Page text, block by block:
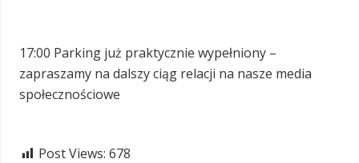
17:00 Parking już praktycznie wypełniony –
zapraszamy na dalszy ciąg relacji na nasze media
społecznościowe
Post Views: 678